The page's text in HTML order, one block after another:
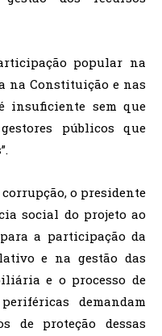
popular na
na Constituição e nas
insuficiente sem que
públicos que
o presidente
social do projeto ao
a participação da
e na gestão das
e o processo de
demandam
de proteção dessas